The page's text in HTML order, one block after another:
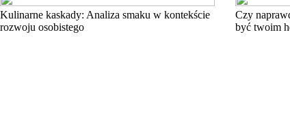
Kulinarne kaskady: Analiza smaku w kontekście
rozwoju osobistego
Czy
być twoim